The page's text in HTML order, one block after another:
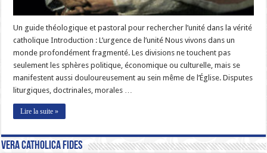
Un guide théologique et pastoral pour rechercher l’unité dans la vérité
catholique Introduction : L’urgence de l’unité Nous vivons dans un
monde profondément fragmenté. Les divisions ne touchent pas
seulement les sphères politique, économique ou culturelle, mais se
manifestent aussi douloureusement au sein même de l’Église. Disputes
liturgiques, doctrinales, morales …
Lire la suite »
Vera Catholica Fides